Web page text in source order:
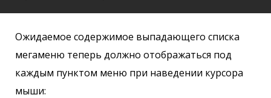
Ожидаемое содержимое выпадающего списка
мегаменю теперь должно отображаться под
каждым пунктом меню при наведении курсора
мыши: